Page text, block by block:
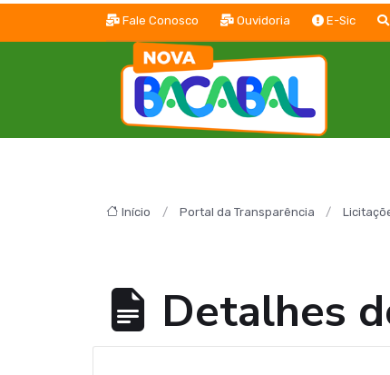
Fale Conosco Ouvidoria E-Sic
Início Portal da Transparência
Detalhes